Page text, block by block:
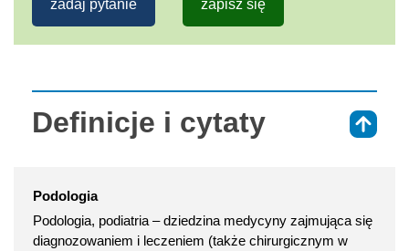
zadaj pytanie zapisz się
Definicje i cytaty
Podologia
Podologia, podiatria – dziedzina medycyny zajmująca się
diagnozowaniem i leczeniem (także chirurgicznym w